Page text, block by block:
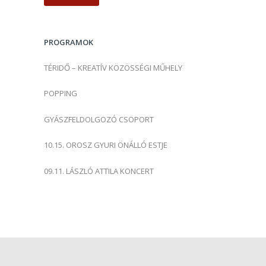
s
:PROGRAMOK
TÉRIDŐ – KREATÍV KÖZÖSSÉGI MŰHELY
POPPING
GYÁSZFELDOLGOZÓ CSOPORT
10.15. OROSZ GYURI ÖNÁLLÓ ESTJE
09.11. LÁSZLÓ ATTILA KONCERT